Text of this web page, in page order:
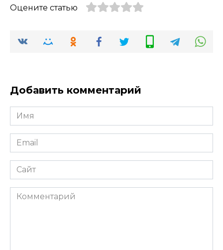
Оцените статью
Добавить комментарий
Имя
*
Email
*
Сайт
Комментарий